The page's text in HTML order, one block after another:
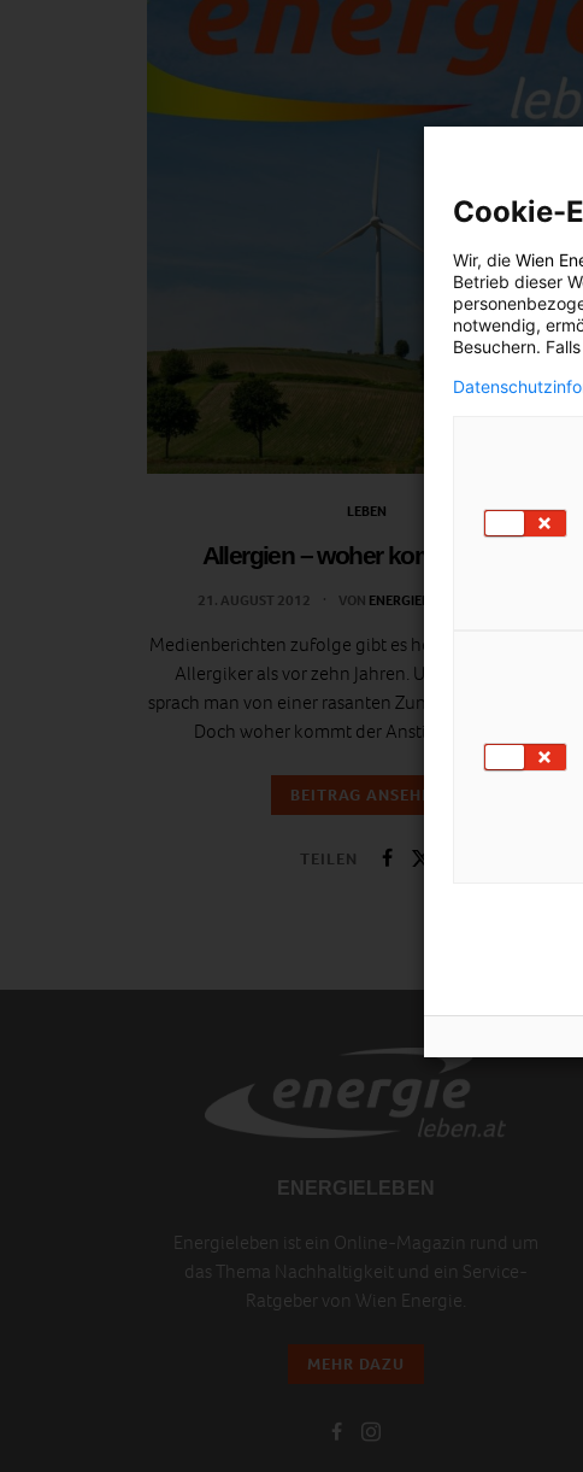
LEBEN
Allergien – woher kommen sie?
21. AUGUST 2012 VON ENERGIELEBEN REDAKTION
Medienberichten zufolge gibt es heute doppelt so viele
Allergiker als vor zehn Jahren. Und schon damals
sprach man von einer rasanten Zunahme von Allergien.
Doch woher kommt der Anstieg? Ein Rätsel.
BEITRAG ANSEHEN
TEILEN
ENERGIELEBEN
Energieleben ist ein Online-Magazin rund um
das Thema Nachhaltigkeit und ein Service-
Ratgeber von Wien Energie.
MEHR DAZU
Cookie-
Wir, die Wien
Betrieb dieser
notwendig,
Besuchern.